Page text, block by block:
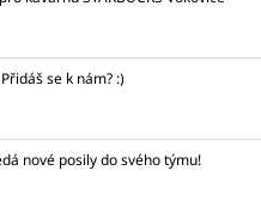
se k nám? :)
nové posily do svého týmu!